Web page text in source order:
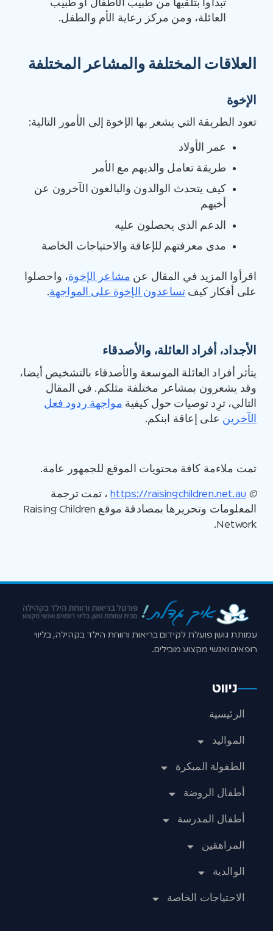
تبدأوا بتلقيها من طبيب الأطفال أو طبيب
العائلة، ومن مركز رعاية الأم والطفل.
العلاقات المختلفة والمشاعر المختلفة
الإخوة
تعود الطريقة التي يشعر بها الإخوة إلى الأمور التالية:
عمر الأولاد
طريقة تعامل والديهم مع الأمر
كيف يتحدث الوالدون والبالغون الآخرون عن
أخيهم
الدعم الذي يحصلون عليه
مدى معرفتهم للإعاقة والاحتياجات الخاصة
اقرأوا المزيد في المقال عن مشاعر الإخوة، واحصلوا
على أفكار كيف تساعدون الإخوة على المواجهة.
الأجداد، أفراد العائلة، والأصدقاء
يتأثر أفراد العائلة الموسعة والأصدقاء بالتشخيص أيضا،
وقد يشعرون بمشاعر مختلفة مثلكم. في المقال
التالي، ترِد توصيات حول كيفية مواجهة ردود فعل
الآخرين على إعاقة ابنكم.
تمت ملاءمة كافة محتويات الموقع للجمهور عامة.
©
https://raisingchildren.net.au ، تمت ترجمة
المعلومات وتحريرها بمصادقة موقع Raising Children
Network.
עמותת גושן פועלת לקידום בריאות ורווחת הילד בקהילה, בליווי
רופאים ואנשי מקצוע מובילים.
ניווט
الرئيسية
المواليد
الطفولة المبكرة
أطفال الروضة
أطفال المدرسة
المراهقين
الوالدية
الاحتياجات الخاصة